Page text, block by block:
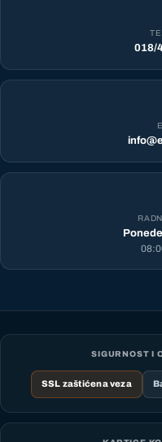
018/
SIGURNOST I
SSL zaštićena veza